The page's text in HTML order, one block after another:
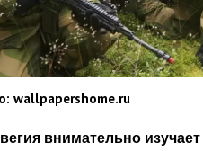
wallpapershome.ru
внимательно